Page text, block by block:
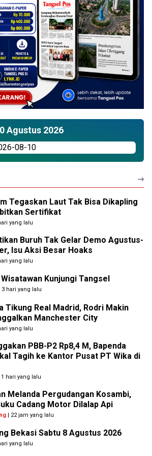
Agustus 2026
Tegaskan Laut Tak Bisa Dikapling
Sertifikat
yang lalu
Buruh Tak Gelar Demo Agustus-
Isu Aksi Besar Hoaks
yang lalu
Kunjungi Tangsel
| 3 hari yang lalu
Tikung Real Madrid, Rodri Makin
Manchester City
yang lalu
PBB-P2 Rp8,4 M, Bapenda
Tagih ke Kantor Pusat PT Wika di
1 hari yang lalu
Melanda Pergudangan Kosambi,
Cadang Motor Dilalap Api
| 22 jam yang lalu
Bekasi Sabtu 8 Agustus 2026
yang lalu